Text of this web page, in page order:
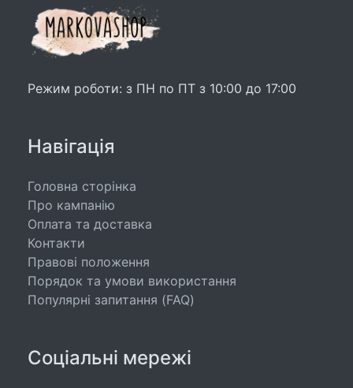
Режим роботи: з ПН по ПТ з 10:00 до 17:00
Навігація
Головна сторінка
Про кампанію
Оплата та доставка
Контакти
Правові положення
Порядок та умови використання
Популярні запитання (FAQ)
Соціальні мережі